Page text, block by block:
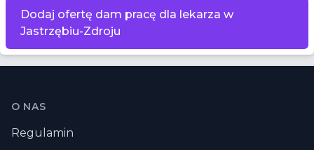
Dodaj ofertę dam pracę dla lekarza w
Jastrzębiu-Zdroju
Stopka
O NAS
Regulamin